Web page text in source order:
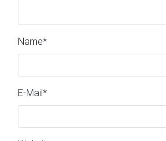
Name*
E-Mail *